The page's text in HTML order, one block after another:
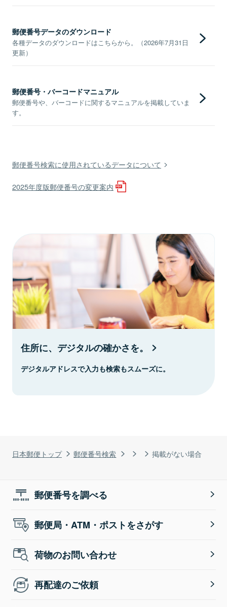
日本郵便トップ 郵便番号検索 掲載がない場合
郵便番号データのダウンロード
各種データのダウンロードはこちらから。（2026年7月31日
更新）
郵便番号・バーコードマニュアル
郵便番号や、バーコードに関するマニュアルを掲載していま
す。
郵便番号検索に使用されているデータについて
2025年度版郵便番号の変更案内
住所に、デジタルの確かさを。
デジタルアドレスで入力も検索もスムーズに。
郵便番号を調べる
郵便局・ATM・ポストをさがす
荷物のお問い合わせ
再配達のご依頼